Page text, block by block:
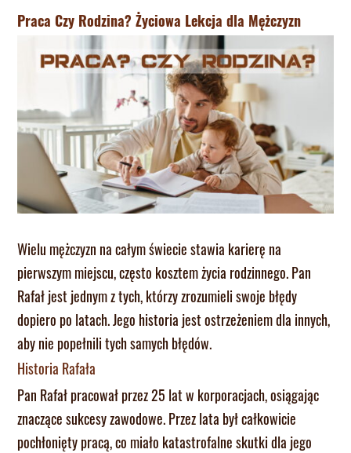
Praca Czy Rodzina? Życiowa Lekcja dla Mężczyzn
Wielu mężczyzn na całym świecie stawia karierę na
pierwszym miejscu, często kosztem życia rodzinnego. Pan
Rafał jest jednym z tych, którzy zrozumieli swoje błędy
dopiero po latach. Jego historia jest ostrzeżeniem dla innych,
aby nie popełnili tych samych błędów.
Historia Rafała
Pan Rafał pracował przez 25 lat w korporacjach, osiągając
znaczące sukcesy zawodowe. Przez lata był całkowicie
pochłonięty pracą, co miało katastrofalne skutki dla jego